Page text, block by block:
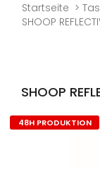
Startseite
SHOOP
SHOOP
Zum
48H PRODUKTION